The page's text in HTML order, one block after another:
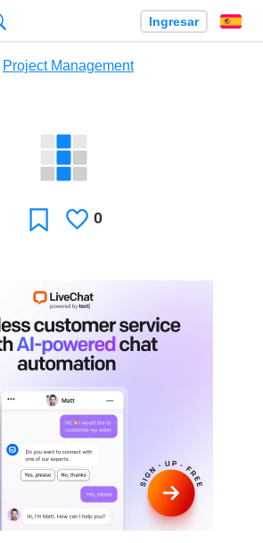
Ingresar
Project Management
Favoritos
Le
0